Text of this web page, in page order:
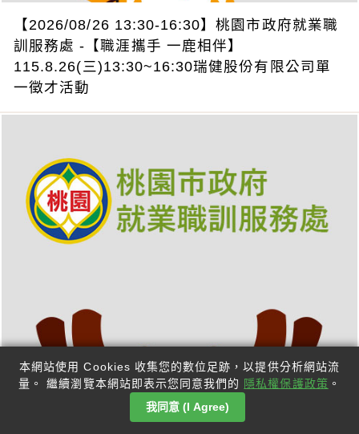
【2026/08/26 13:30-16:30】桃園市政府就業職
訓服務處 -【職涯攜手 一鹿相伴】
115.8.26(三)13:30~16:30瑞健股份有限公司單
一徵才活動
本網站使用 Cookies 收集您的數位足跡，以提供分析網站流
量。 繼續瀏覽本網站即表示您同意我們的 隱私權保護政策 。
我同意 (I Agree)